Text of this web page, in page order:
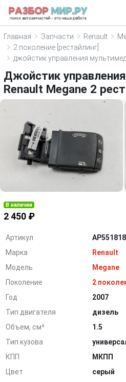
Главная Запчасти Renault
2 поколение [рестайлинг]
джойстик управления
Джойстик
Renault Megane 2
В наличии
2 450 ₽
Артикул
Марка
Renault
Модель
Megane
Поколение
2
Год
2007
Тип двигателя
дизель
Объем, см³
1.5
Тип кузова
КПП
МКПП
Цвет
серый